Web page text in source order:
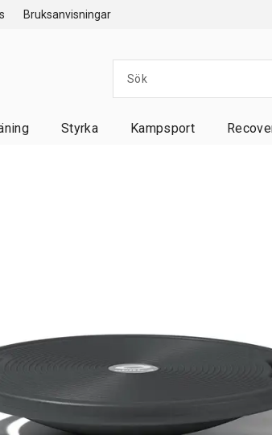
Bruksanvisningar
Styrka Kampsport